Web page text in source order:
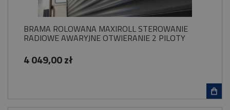
BRAMA ROLOWANA MAXIROLL STEROWANIE
RADIOWE AWARYJNE OTWIERANIE 2 PILOTY
4 049,00 zł